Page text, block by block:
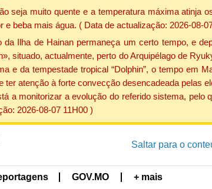
seja muito quente e a temperatura máxima atinja
beba mais água. ( Data de actualização: 2026-08-
Ilha de Hainan permaneça um certo tempo, e
situado, actualmente, perto do Arquipélago de
e da tempestade tropical “Dolphin”, o tempo em
atenção à forte convecção desencadeada pelas
a monitorizar a evolução do referido sistema, pelo
2026-08-07 11H00 )
Saltar para o
GOV.MO + mais